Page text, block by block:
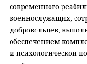
современного
военнослужащих,
добровольцев,
обеспечением
и психологической